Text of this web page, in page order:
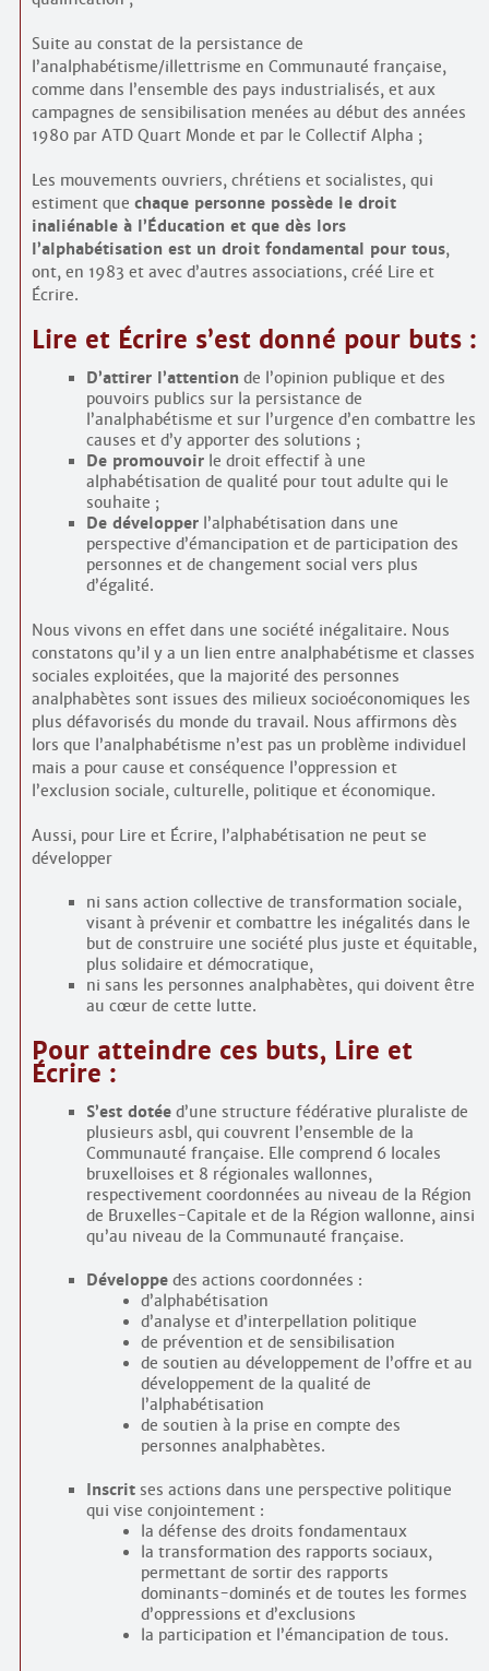
Suite au constat de la persistance de
l’analphabétisme/illettrisme en Communauté française,
comme dans l’ensemble des pays industrialisés, et aux
campagnes de sensibilisation menées au début des années
1980 par ATD Quart Monde et par le Collectif Alpha ;
Les mouvements ouvriers, chrétiens et socialistes, qui
estiment que chaque personne possède le droit
inaliénable à l’Éducation et que dès lors
l’alphabétisation est un droit fondamental pour tous,
ont, en 1983 et avec d’autres associations, créé Lire et
Écrire.
Lire et Écrire s’est donné pour buts :
D’attirer l’attention de l’opinion publique et des
pouvoirs publics sur la persistance de
l’analphabétisme et sur l’urgence d’en combattre les
causes et d’y apporter des solutions ;
De promouvoirle droit effectif à une
alphabétisation de qualité pour tout adulte qui le
souhaite ;
De développerl’alphabétisation dans une
perspective d’émancipation et de participation des
personnes et de changement social vers plus
d’égalité.
Nous vivons en effet dans une société inégalitaire. Nous
constatons qu’il y a un lien entre analphabétisme et classes
sociales exploitées, que la majorité des personnes
analphabètes sont issues des milieux socio­économiques les
plus défavorisés du monde du travail. Nous affirmons dès
lors que l’analphabétisme n’est pas un problème individuel
mais a pour cause et conséquence l’oppression et
l’exclusion sociale, culturelle, politique et économique.
Aussi, pour Lire et Écrire, l’alphabétisation ne peut se
développer
ni sans action collective de transformation sociale,
visant à prévenir et combattre les inégalités dans le
but de construire une société plus juste et équitable,
plus solidaire et démocratique,
ni sans les personnes analphabètes, qui doivent être
au cœur de cette lutte.
Pour atteindre ces buts, Lire et
Écrire :
S’est dotéed’une structure fédérative pluraliste de
plusieurs asbl, qui couvrent l’ensemble de la
Communauté française. Elle comprend 6 locales
bruxelloises et 8 régionales wallonnes,
respectivement coordonnées au niveau de la Région
de Bruxelles-Capitale et de la Région wallonne, ainsi
qu’au niveau de la Communauté française.
Développedes actions coordonnées :
d’alphabétisation
d’analyse et d’interpellation politique
de prévention et de sensibilisation
de soutien au développement de l’offre et au
développement de la qualité de
l’alphabétisation
de soutien à la prise en compte des
personnes analphabètes.
Inscritses actions dans une perspective politique
qui vise conjointement :
la défense des droits fondamentaux
la transformation des rapports sociaux,
permettant de sortir des rapports
dominants-dominés et de toutes les formes
d’oppressions et d’exclusions
la participation et l’émancipation de tous.